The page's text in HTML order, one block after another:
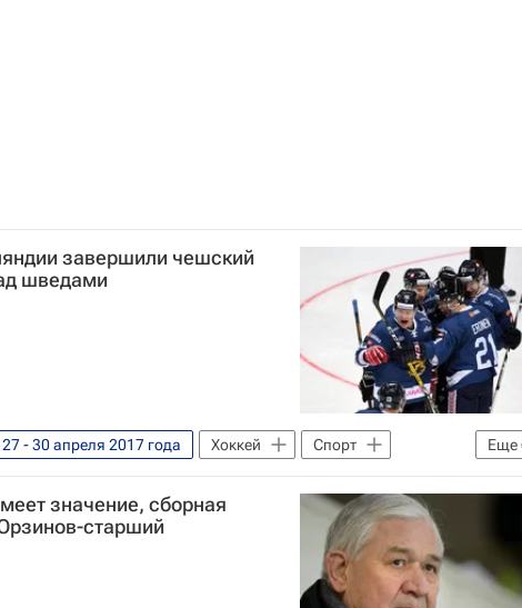
завершили чешский
шведами
Еще
- 30 апреля 2017 года Хоккей
Спорт
Швеция
Оскар Осала
значение, сборная
старший